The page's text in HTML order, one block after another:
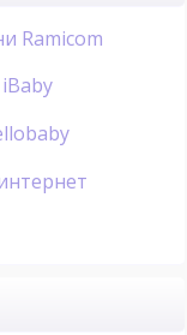
Ramicom